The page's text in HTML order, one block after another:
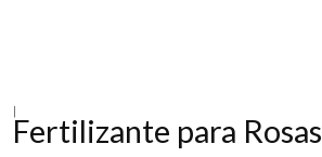
|
Fertilizante para Rosas